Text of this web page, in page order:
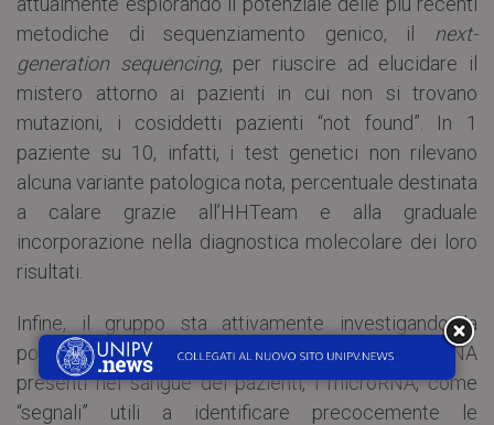
metodiche di sequenziamento genico, il next-
generation sequencing, per riuscire ad elucidare il
mistero attorno ai pazienti in cui non si trovano
mutazioni, i cosiddetti pazienti “not found”. In 1
paziente su 10, infatti, i test genetici non rilevano
alcuna variante patologica nota, percentuale destinata
a calare grazie all’HHTeam e alla graduale
incorporazione nella diagnostica molecolare dei loro
risultati.
Infine, il gruppo sta attivamente investigando la
possibilità di impiegare piccole molecole di RNA
presenti nel sangue dei pazienti, i microRNA, come
“segnali” utili a identificare precocemente le